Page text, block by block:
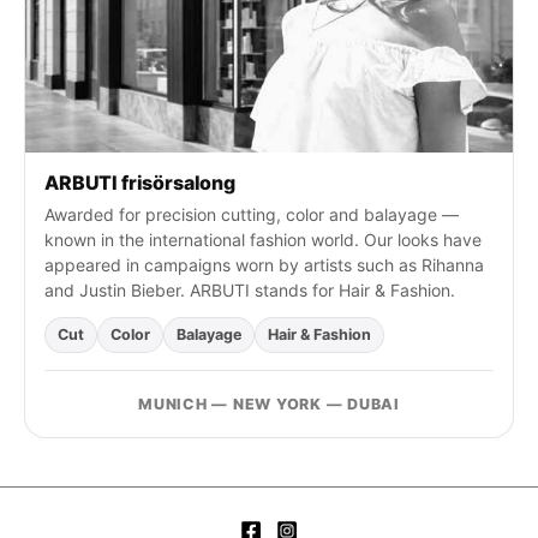
ARBUTI frisörsalong
Awarded for precision cutting, color and balayage —
known in the international fashion world. Our looks have
appeared in campaigns worn by artists such as Rihanna
and Justin Bieber. ARBUTI stands for Hair & Fashion.
Cut Color Balayage Hair & Fashion
MUNICH — NEW YORK — DUBAI